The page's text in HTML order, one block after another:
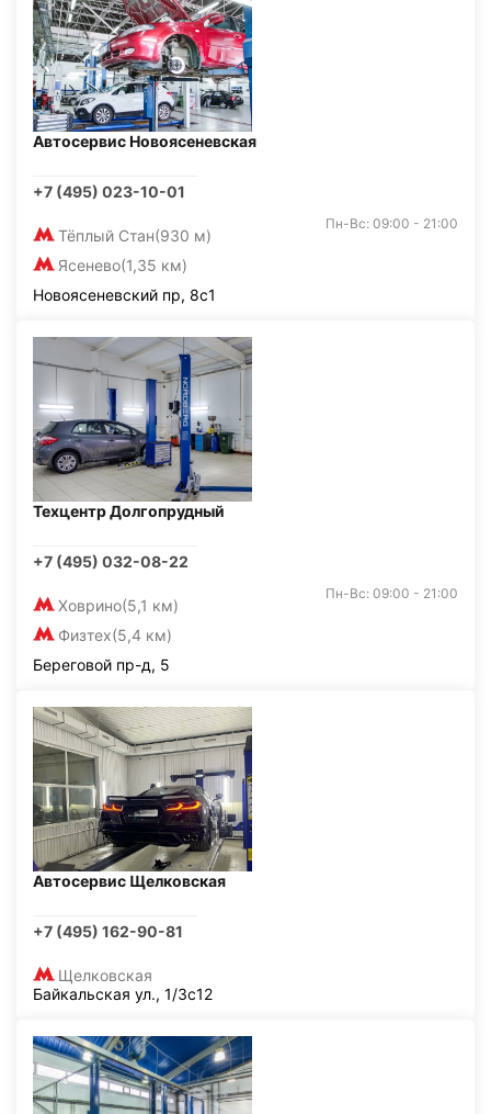
Автосервис Новоясеневская
+7 (495) 023-10-01
Тёплый Стан(930 м)
Ясенево(1,35 км)
Пн-Вс: 09:00 - 21:00
Новоясеневский пр, 8с1
Техцентр Долгопрудный
+7 (495) 032-08-22
Ховрино(5,1 км)
Физтех(5,4 км)
Пн-Вс: 09:00 - 21:00
Береговой пр-д, 5
Автосервис Щелковская
+7 (495) 162-90-81
Щелковская
Байкальская ул., 1/3с12